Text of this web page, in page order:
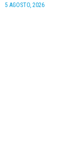
5 AGOSTO, 2026